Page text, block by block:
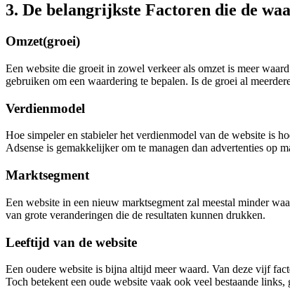
3. De belangrijkste Factoren die de
Omzet(groei)
Een website die groeit in zowel verkeer als omzet is meer
gebruiken om een waardering te bepalen. Is de groei al
Verdienmodel
Hoe simpeler en stabieler het verdienmodel van de website is
Adsense is gemakkelijker om te managen dan advertenties op
Marktsegment
Een website in een nieuw marktsegment zal meestal minder
van grote veranderingen die de resultaten kunnen drukken.
Leeftijd van de website
Een oudere website is bijna altijd meer waard. Van deze vijf
Toch betekent een oude website vaak ook veel bestaande